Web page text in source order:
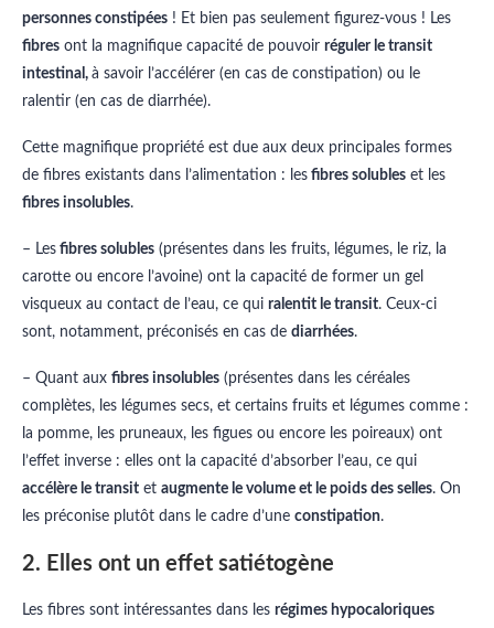
personnes constipées ! Et bien pas seulement figurez-vous ! Les
fibres ont la magnifique capacité de pouvoir réguler le transit
intestinal, à savoir l’accélérer (en cas de constipation) ou le
ralentir (en cas de diarrhée).
Cette magnifique propriété est due aux deux principales formes
de fibres existants dans l’alimentation : les fibres solubles et les
fibres insolubles.
– Les fibres solubles (présentes dans les fruits, légumes, le riz, la
carotte ou encore l’avoine) ont la capacité de former un gel
visqueux au contact de l’eau, ce qui ralentit le transit. Ceux-ci
sont, notamment, préconisés en cas de diarrhées.
– Quant aux fibres insolubles (présentes dans les céréales
complètes, les légumes secs, et certains fruits et légumes comme :
la pomme, les pruneaux, les figues ou encore les poireaux) ont
l’effet inverse : elles ont la capacité d’absorber l’eau, ce qui
accélère le transit et augmente le volume et le poids des selles. On
les préconise plutôt dans le cadre d’une constipation.
2. Elles ont un effet satiétogène
Les fibres sont intéressantes dans les régimes hypocaloriques